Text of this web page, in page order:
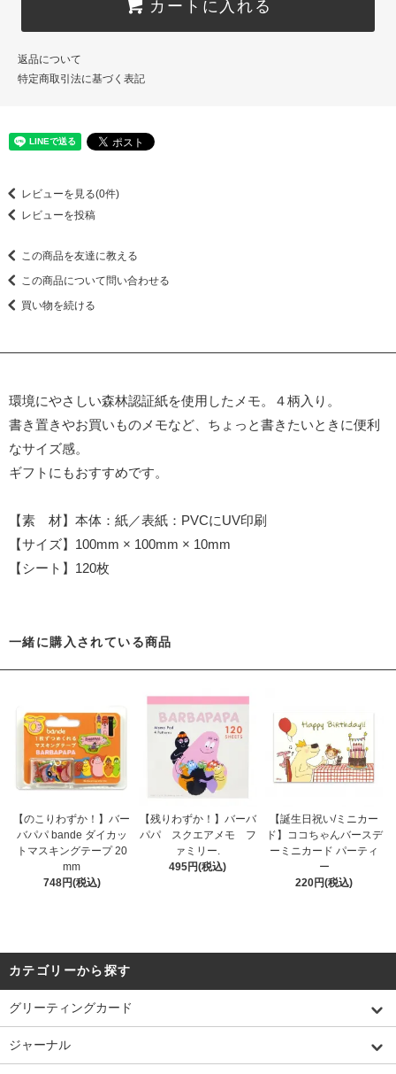
カートに入れる
返品について
特定商取引法に基づく表記
レビューを見る(0件)
レビューを投稿
この商品を友達に教える
この商品について問い合わせる
買い物を続ける
環境にやさしい森林認証紙を使用したメモ。４柄入り。
書き置きやお買いものメモなど、ちょっと書きたいときに便利
なサイズ感。
ギフトにもおすすめです。
【素 材】本体：紙／表紙：PVCにUV印刷
【サイズ】100mm × 100mm × 10mm
【シート】120枚
一緒に購入されている商品
【のこりわずか！】バー
バパパ bande ダイカッ
トマスキングテープ 20
mm
748円(税込)
【残りわずか！】バーバ
パパ スクエアメモ フ
ァミリー.
495円(税込)
【誕生日祝い/ミニカー
ド】ココちゃんバースデ
ーミニカード パーティ
ー
220円(税込)
カテゴリーから探す
グリーティングカード
ジャーナル